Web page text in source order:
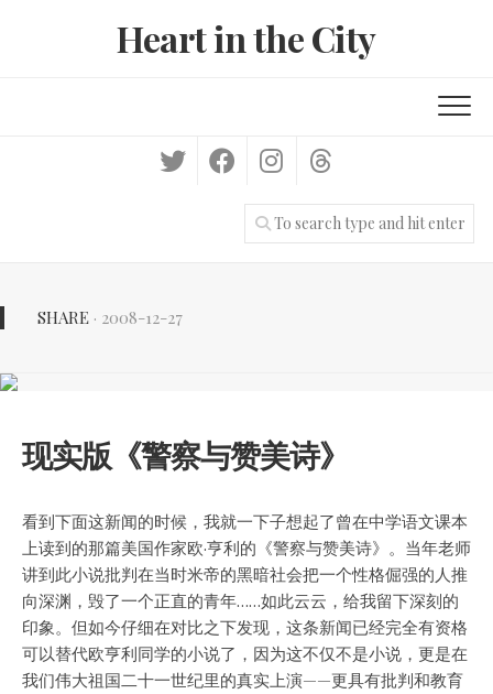
Heart in the City
SHARE · 2008-12-27
现实版《警察与赞美诗》
看到下面这新闻的时候，我就一下子想起了曾在中学语文课本
上读到的那篇美国作家欧·亨利的《警察与赞美诗》。当年老师
讲到此小说批判在当时米帝的黑暗社会把一个性格倔强的人推
向深渊，毁了一个正直的青年……如此云云，给我留下深刻的
印象。 但如今仔细在对比之下发现，这条新闻已经完全有资格
可以替代欧亨利同学的小说了，因为这不仅不是小说，更是在
我们伟大祖国二十一世纪里的真实上演——更具有批判和教育